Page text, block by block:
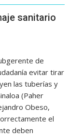
sanitario
de
evitar tirar
las tuberías y
(Paher
Obeso,
el
deben